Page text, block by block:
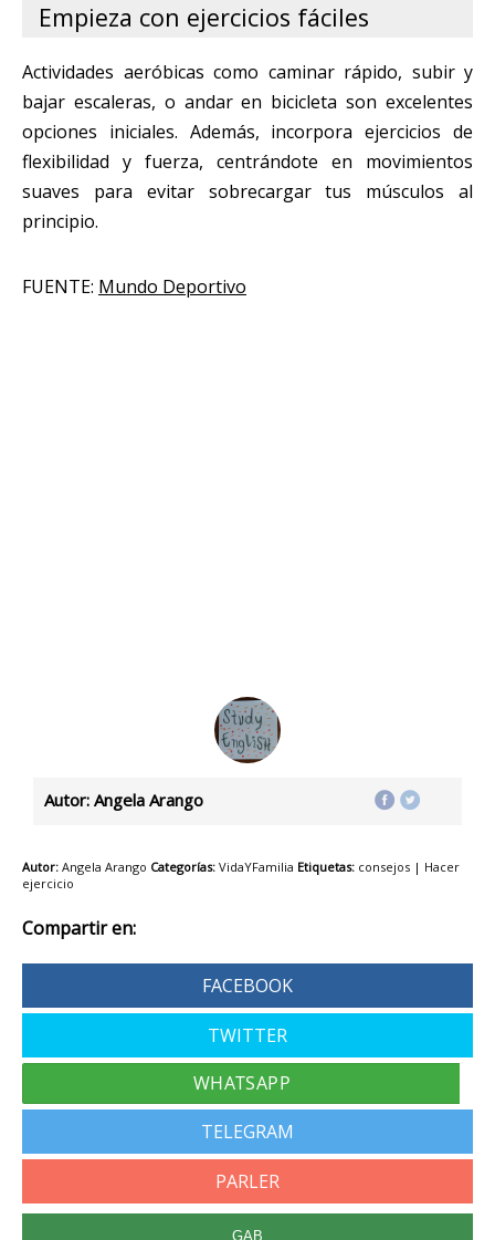
Empieza con ejercicios fáciles
Actividades aeróbicas como caminar rápido, subir y
bajar escaleras, o andar en bicicleta son excelentes
opciones iniciales. Además, incorpora ejercicios de
flexibilidad y fuerza, centrándote en movimientos
suaves para evitar sobrecargar tus músculos al
principio.
FUENTE: Mundo Deportivo
Autor: Angela Arango
Autor: Angela Arango Categorías: VidaYFamilia Etiquetas: consejos | Hacer
ejercicio
Compartir en:
FACEBOOK
TWITTER
TELEGRAM
PARLER
GAB